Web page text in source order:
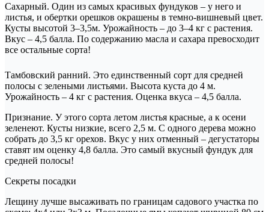
Сахарный. Один из самых красивых фундуков – у него и
листья, и обертки орешков окрашены в темно-вишневый цвет.
Кусты высотой 3–3,5м. Урожайность – до 3–4 кг с растения.
Вкус – 4,5 балла. По содержанию масла и сахара превосходит
все остальные сорта!
Тамбовский ранний. Это единственный сорт для средней
полосы с зелеными листьями. Высота куста до 4 м.
Урожайность – 4 кг с растения. Оценка вкуса – 4,5 балла.
Признание. У этого сорта летом листья красные, а к осени
зеленеют. Кусты низкие, всего 2,5 м. С одного дерева можно
собрать до 3,5 кг орехов. Вкус у них отменный – дегустаторы
ставят им оценку 4,8 балла. Это самый вкусный фундук для
средней полосы!
Секреты посадки
Лещину лучше высаживать по границам садового участка по